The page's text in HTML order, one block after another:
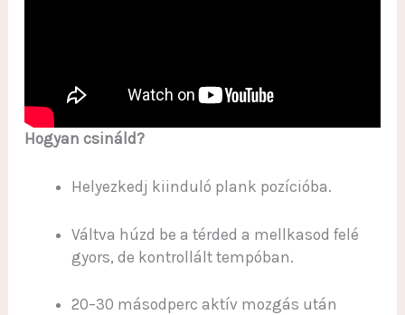
Hogyan csináld?
Helyezkedj kiinduló plank pozícióba.
Váltva húzd be a térded a mellkasod felé
gyors, de kontrollált tempóban.
20–30 másodperc aktív mozgás után